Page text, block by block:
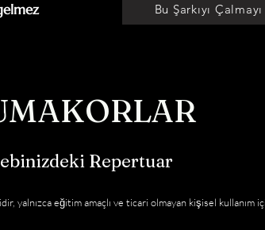
Bu Şarkıyı
Repertuar
yalnızca eğitim amaçlı ve ticari olmayan kişisel kullanım